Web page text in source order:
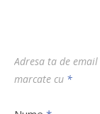
Adresa ta de
marcate cu *